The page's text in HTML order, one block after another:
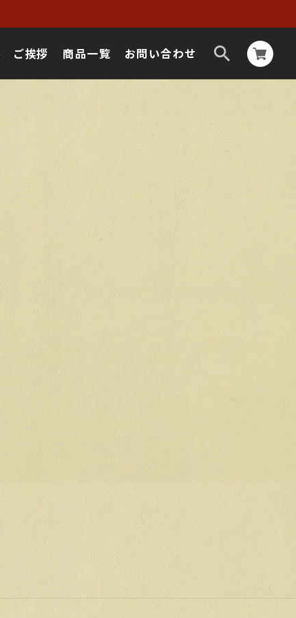
ご挨拶 商品一覧 お問い合わせ